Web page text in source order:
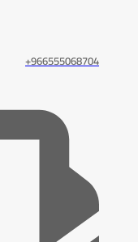
966555068704+